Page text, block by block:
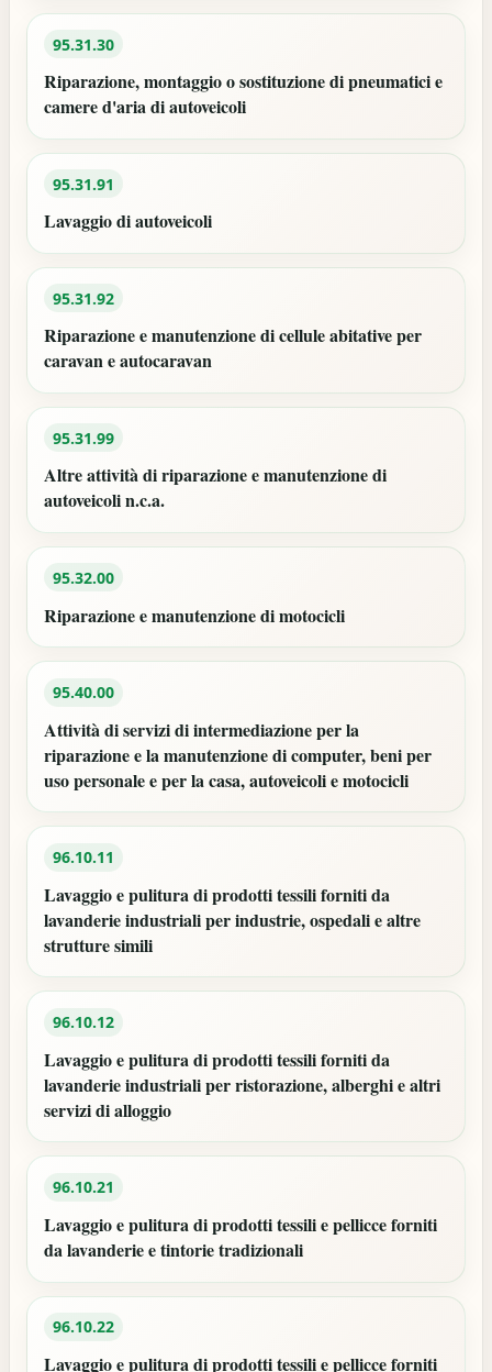
95.31.30
Riparazione, montaggio o sostituzione di pneumatici e
camere d'aria di autoveicoli
95.31.91
Lavaggio di autoveicoli
95.31.92
Riparazione e manutenzione di cellule abitative per
caravan e autocaravan
95.31.99
Altre attività di riparazione e manutenzione di
autoveicoli n.c.a.
95.32.00
Riparazione e manutenzione di motocicli
95.40.00
Attività di servizi di intermediazione per la
riparazione e la manutenzione di computer, beni per
uso personale e per la casa, autoveicoli e motocicli
96.10.11
Lavaggio e pulitura di prodotti tessili forniti da
lavanderie industriali per industrie, ospedali e altre
strutture simili
96.10.12
Lavaggio e pulitura di prodotti tessili forniti da
lavanderie industriali per ristorazione, alberghi e altri
servizi di alloggio
96.10.21
Lavaggio e pulitura di prodotti tessili e pellicce forniti
da lavanderie e tintorie tradizionali
96.10.22
Lavaggio e pulitura di prodotti tessili e pellicce forniti